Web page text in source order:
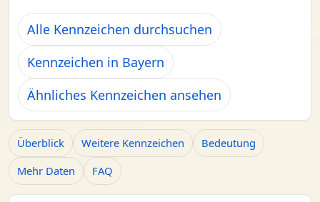
Alle Kennzeichen durchsuchen
Kennzeichen in Bayern
Ähnliches Kennzeichen ansehen
Überblick Weitere Kennzeichen
Bedeutung
Mehr Daten
FAQ